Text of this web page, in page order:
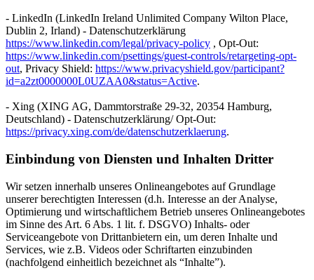
- LinkedIn (LinkedIn Ireland Unlimited Company Wilton Place,
Dublin 2, Irland) - Datenschutzerklärung
https://www.linkedin.com/legal/privacy-policy , Opt-Out:
https://www.linkedin.com/psettings/guest-controls/retargeting-opt-
out, Privacy Shield: https://www.privacyshield.gov/participant?
id=a2zt0000000L0UZAA0&status=Active.
- Xing (XING AG, Dammtorstraße 29-32, 20354 Hamburg,
Deutschland) - Datenschutzerklärung/ Opt-Out:
https://privacy.xing.com/de/datenschutzerklaerung.
Einbindung von Diensten und Inhalten Dritter
Wir setzen innerhalb unseres Onlineangebotes auf Grundlage
unserer berechtigten Interessen (d.h. Interesse an der Analyse,
Optimierung und wirtschaftlichem Betrieb unseres Onlineangebotes
im Sinne des Art. 6 Abs. 1 lit. f. DSGVO) Inhalts- oder
Serviceangebote von Drittanbietern ein, um deren Inhalte und
Services, wie z.B. Videos oder Schriftarten einzubinden
(nachfolgend einheitlich bezeichnet als “Inhalte”).